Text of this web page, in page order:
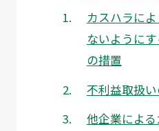
カスハラに
ないように
の措置
不利益取扱
他企業によ